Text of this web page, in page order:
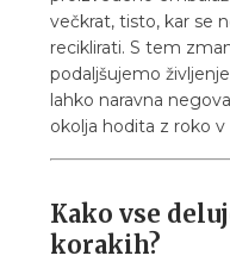
večkrat, tisto, kar se
reciklirati. S tem
podaljšujemo
lahko naravna
okolja hodita z roko v
Kako vse
korakih?